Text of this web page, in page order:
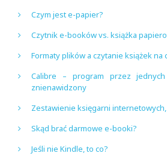
Czym jest e-papier?
Czytnik e-booków vs. książka
Formaty plików a czytanie książek
Calibre – program przez
znienawidzony
Zestawienie księgarni
Skąd brać darmowe e-booki?
Jeśli nie Kindle, to co?